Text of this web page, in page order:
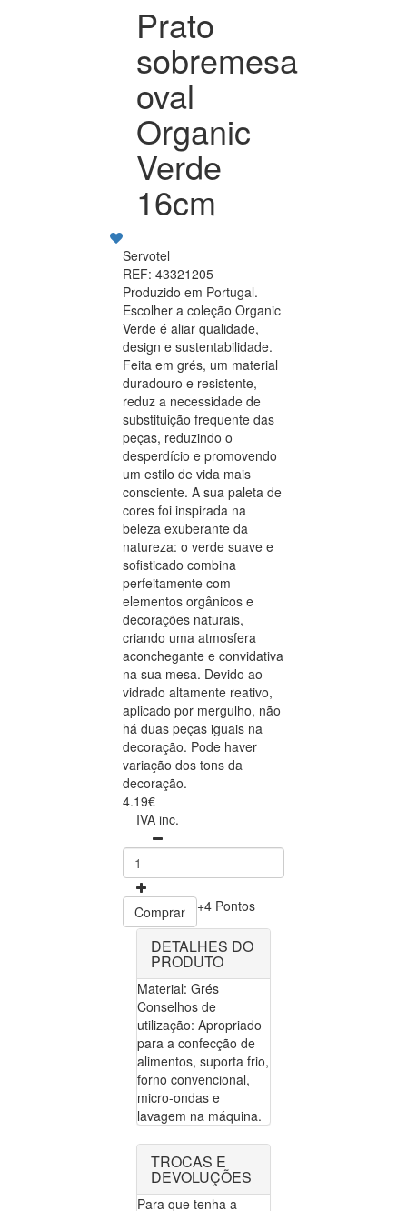
Prato
sobremesa
oval
Organic
Verde
16cm
Servotel
REF: 43321205
Produzido em Portugal.
Escolher a coleção Organic
Verde é aliar qualidade,
design e sustentabilidade.
Feita em grés, um material
duradouro e resistente,
reduz a necessidade de
substituição frequente das
peças, reduzindo o
desperdício e promovendo
um estilo de vida mais
consciente. A sua paleta de
cores foi inspirada na
beleza exuberante da
natureza: o verde suave e
sofisticado combina
perfeitamente com
elementos orgânicos e
decorações naturais,
criando uma atmosfera
aconchegante e convidativa
na sua mesa. Devido ao
vidrado altamente reativo,
aplicado por mergulho, não
há duas peças iguais na
decoração. Pode haver
variação dos tons da
decoração.
4.19€
IVA inc.
Comprar +4 Pontos
DETALHES DO
PRODUTO
Material: Grés
Conselhos de
utilização: Apropriado
para a confecção de
alimentos, suporta frio,
forno convencional,
micro-ondas e
lavagem na máquina.
TROCAS E
DEVOLUÇÕES
Para que tenha a